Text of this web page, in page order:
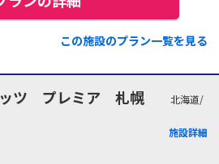
この施設のプラン一覧を見る
ッツ プレミア 札幌
北海道/
施設詳細